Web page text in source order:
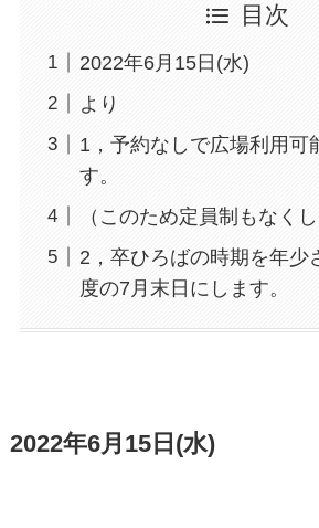
目次
2022年6月15日(水)
より
1，予約なしで広場利用可
す。
（このため定員制もなくし
2，卒ひろばの時期を年少
度の7月末日にします。
2022年6月15日(水)